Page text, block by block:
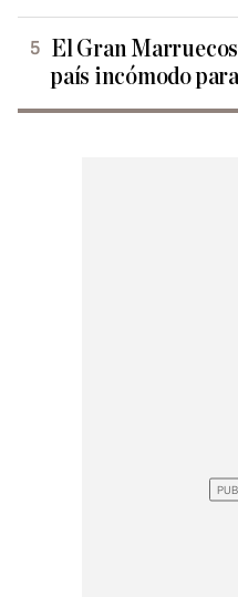
El Gran
país incómodo